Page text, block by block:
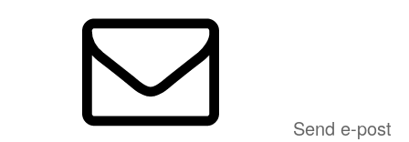
Send e-post